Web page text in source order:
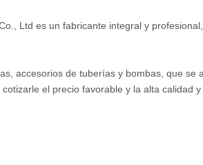
Ltd es un fabricante integral y
accesorios de tuberías y bombas, que se
el precio favorable y la alta calidad